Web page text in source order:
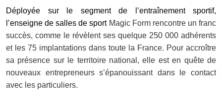
Déployée sur le segment de l’entraînement sportif,
l’enseigne de salles de sport Magic Form rencontre un franc
succès, comme le révèlent ses quelque 250 000 adhérents
et les 75 implantations dans toute la France. Pour accroître
sa présence sur le territoire national, elle est en quête de
nouveaux entrepreneurs s’épanouissant dans le contact
avec les particuliers.